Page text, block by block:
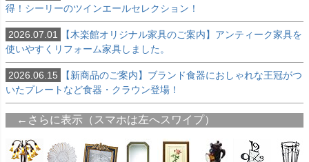
得！シーリーのツインエールセレクション！
2026.07.01
【木楽館オリジナル家具のご案内】アンティーク家具を
使いやすくリフォーム家具しました。
2026.06.15
【新商品のご案内】ブランド食器におしゃれな王冠がつ
いたプレートなど食器・クラウン登場！